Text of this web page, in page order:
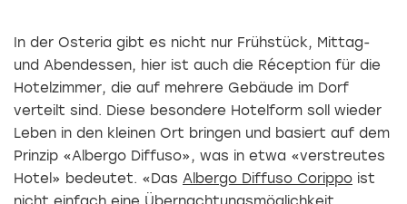
In der Osteria gibt es nicht nur Frühstück, Mittag-
und Abendessen, hier ist auch die Réception für die
Hotelzimmer, die auf mehrere Gebäude im Dorf
verteilt sind. Diese besondere Hotelform soll wieder
Leben in den kleinen Ort bringen und basiert auf dem
Prinzip «Albergo Diffuso», was in etwa «verstreutes
Hotel» bedeutet. «Das Albergo Diffuso Corippo ist